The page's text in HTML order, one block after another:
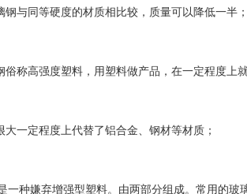
钢与同等硬度的材质相比较，质量可以降低一半
俗称高强度塑料，用塑料做产品，在一定程度
一定程度上代替了铝合金、钢材等材质；
一种嫌弃增强型塑料。由两部分组成。常用的